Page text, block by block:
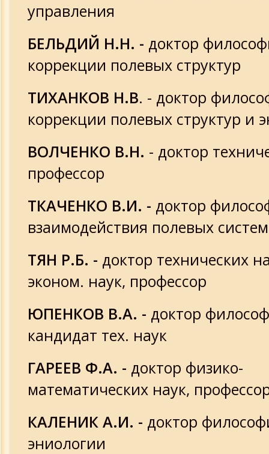
управления
БЕЛЬДИЙ Н.Н. - доктор
коррекции полевых структур
ТИХАНКОВ Н.В. - доктор
коррекции полевых структур и
ВОЛЧЕНКО В.Н. - доктор
профессор
ТКАЧЕНКО В.И. - доктор
взаимодействия полевых систем
ТЯН Р.Б. - доктор технических
эконом. наук, профессор
ЮПЕНКОВ В.А. - доктор
кандидат тех. наук
ГАРЕЕВ Ф.А. - доктор физико-
математических наук,
КАЛЕНИК А.И. - доктор
эниологии